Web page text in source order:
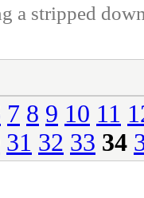
a stripped
7 8 9 10 11
31 32 33 34